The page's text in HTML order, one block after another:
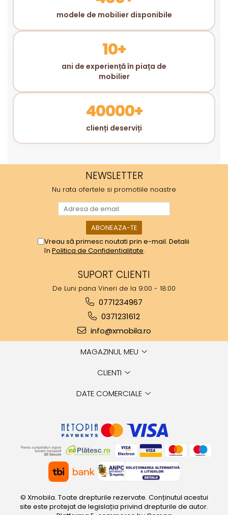
modele de mobilier disponibile
10+
ani de experiență în piața de
mobilier
40000+
clienți deserviți
NEWSLETTER
Nu rata ofertele si promotiile noastre
Vreau să primesc noutati prin e-mail. Detalii
în Politica de Confidențialitate.
SUPORT CLIENTI
De Luni pana Vineri de la 9:00 - 18:00
0771234967
0371231612
info@xmobila.ro
MAGAZINUL MEU
CLIENTI
DATE COMERCIALE
© Xmobila. Toate drepturile rezervate. Conținutul acestui
site este protejat de legislația privind drepturile de autor.